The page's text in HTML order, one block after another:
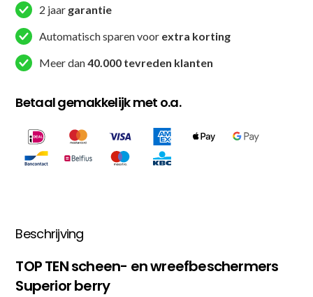
2 jaar garantie
Automatisch sparen voor extra korting
Meer dan40.000 tevreden klanten
Betaal gemakkelijk met o.a.
Beschrijving
TOP TEN scheen- en wreefbeschermers
Superior berry